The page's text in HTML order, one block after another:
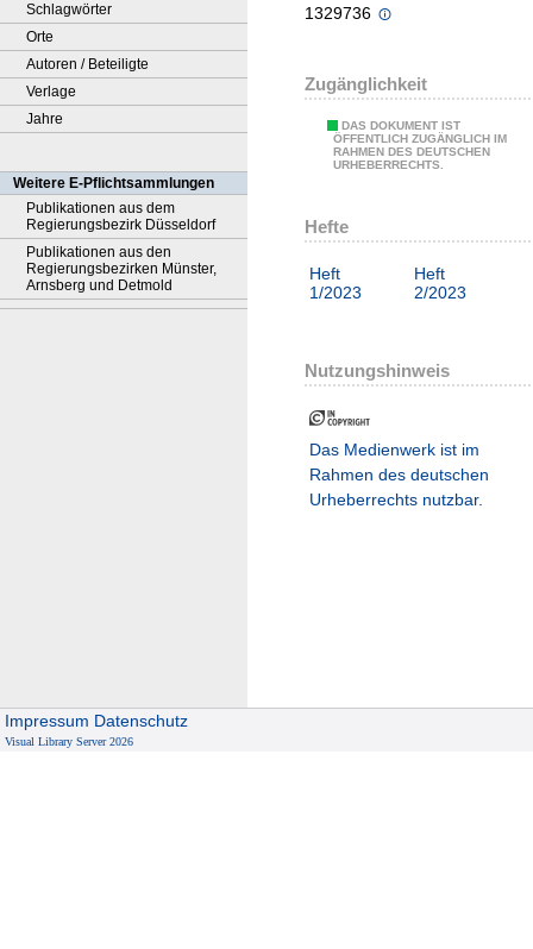
Schlagwörter
Orte
Autoren / Beteiligte
Verlage
Jahre
Weitere E-Pflichtsammlungen
Publikationen aus dem
Regierungsbezirk Düsseldorf
Publikationen aus den
Regierungsbezirken Münster,
Arnsberg und Detmold
1329736
Zugänglichkeit
DAS DOKUMENT IST
ÖFFENTLICH ZUGÄNGLICH IM
RAHMEN DES DEUTSCHEN
URHEBERRECHTS.
Hefte
Heft
1/2023
Heft
2/2023
Nutzungshinweis
Das Medienwerk ist im
Rahmen des deutschen
Urheberrechts nutzbar.
Impressum Datenschutz
Visual Library Server 2026